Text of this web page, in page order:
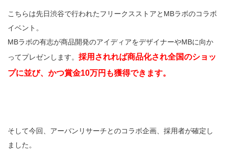
こちらは先日渋谷で行われたフリークスストアとMBラボのコラボ
イベント。
MBラボの有志が商品開発のアイディアをデザイナーやMBに向か
ってプレゼンします。 採用されれば商品化され全国のショッ
プに並び、かつ賞金10万円も獲得できます。
そして今回、アーバンリサーチとのコラボ企画、採用者が確定し
ました。